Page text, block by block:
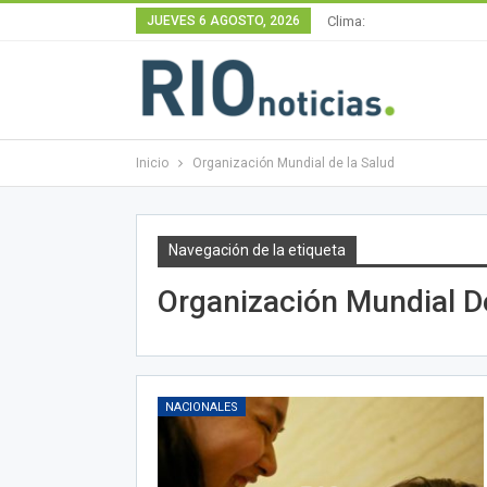
JUEVES 6 AGOSTO, 2026 Clima:
Inicio Organización Mundial de la Salud
Navegación de la etiqueta
Organización Mundial
NACIONALES